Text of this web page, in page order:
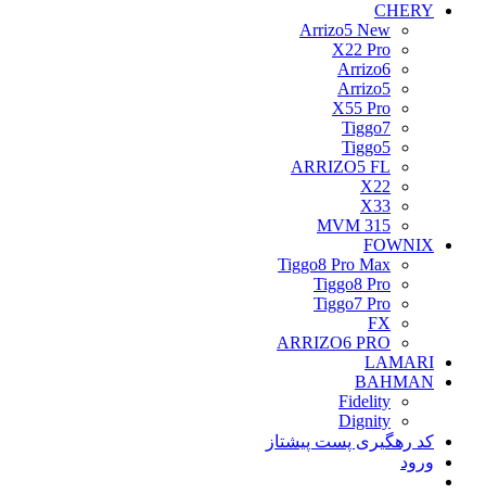
CHERY
Arrizo5 New
X22 Pro
Arrizo6
Arrizo5
X55 Pro
Tiggo7
Tiggo5
ARRIZO5 FL
X22
X33
MVM 315
FOWNIX
Tiggo8 Pro Max
Tiggo8 Pro
Tiggo7 Pro
FX
ARRIZO6 PRO
LAMARI
BAHMAN
Fidelity
Dignity
کد رهگیری پست پیشتاز
ورود